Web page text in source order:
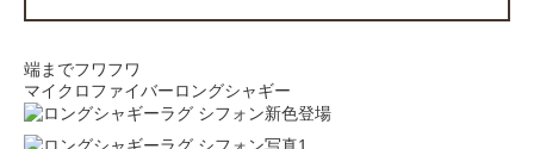
端までフワフワ
マイクロファイバーロングシャギー